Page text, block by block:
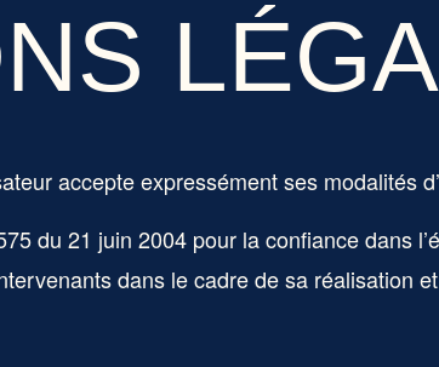
accepte expressément ses modalités
du 21 juin 2004 pour la confiance dans
dans le cadre de sa réalisation